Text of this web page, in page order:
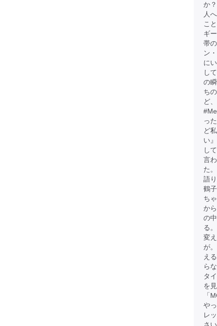
か
人
こ
ギ
帯
ン
に
し
の
ち
ど
っ
ど
い
し
言
た
語
鶴
ち
か
の
る
変
が
え
ら
タ
を
「
や
レ